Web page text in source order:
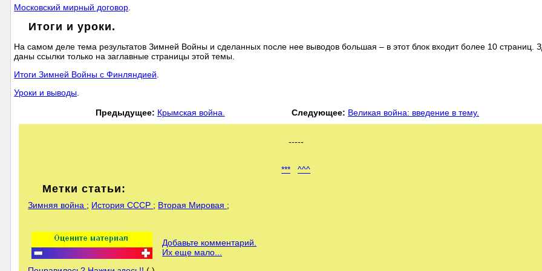
Московский мирный договор
Итоги и уроки.
На самом деле тема результатов Зимней Войны и сделанных после нее выводов большая – в этот блок входит более 10 страниц.
даны ссылки только на заглавные страницы этой темы.
Итоги Зимней Войны с Финляндией
Уроки и выводы
Предыдущее: Крымская война. Следующее: Великая война: введение в тему.
-----
*** ^^^
Метки статьи:
Зимняя война ; История СССР ; Вторая Мировая ;
Добавьте комментарий.
Их еще мало...